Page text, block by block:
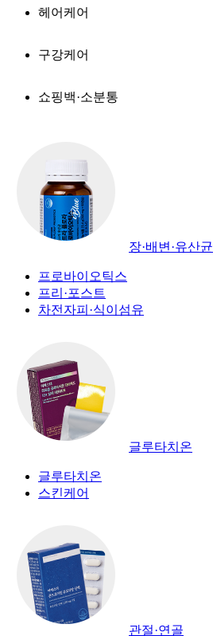
헤어케어
구강케어
쇼핑백·소분통
장·배변·유산균
프로바이오틱스
프리·포스트
차전자피·식이섬유
글루타치온
글루타치온
스킨케어
관절·연골